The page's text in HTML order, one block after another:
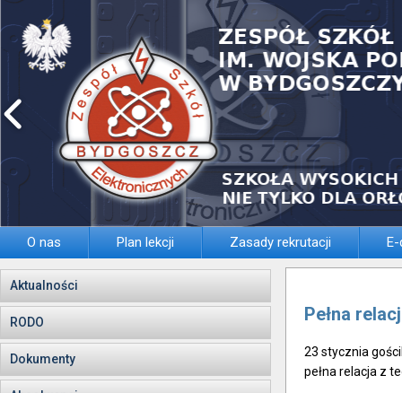
O nas Plan lekcji Zasady rekrutacji
Aktualności
RODO
Dokumenty
Pełna
23 stycznia
pełna relacja z